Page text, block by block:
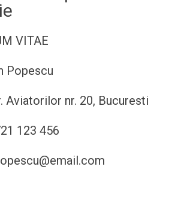
VITAE
Popescu
Aviatorilor nr. 20, Bucuresti
123 456